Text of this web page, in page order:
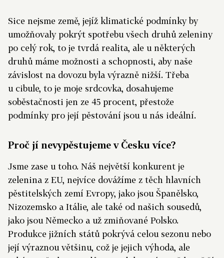
Sice nejsme země, jejíž klimatické podmín­ky by
umožňovaly pokrýt spotřebu všech druhů zeleniny
po celý rok, to je tvrdá realita, ale u některých
druhů máme možnosti a schopnosti, aby naše
závis­lost na dovozu byla výrazně nižší. Třeba
u cibule, to je moje srdcovka, dosahujeme
soběstačnosti jen ze 45 procent, přestože
podmínky pro její pěstování jsou u nás ideální.
Proč jí nevypěstujeme v Česku více?
Jsme zase u toho. Náš největší konkurent je
zelenina z EU, nejvíce dovážíme z těch hlavních
pěstitelských zemí Evropy, jako jsou Španělsko,
Nizozemsko a Itálie, ale také od našich sousedů,
jako jsou Německo a už zmiňované Polsko.
Produkce jižních států pokrývá celou sezonu nebo
její výraznou většinu, což je jejich výhoda, ale